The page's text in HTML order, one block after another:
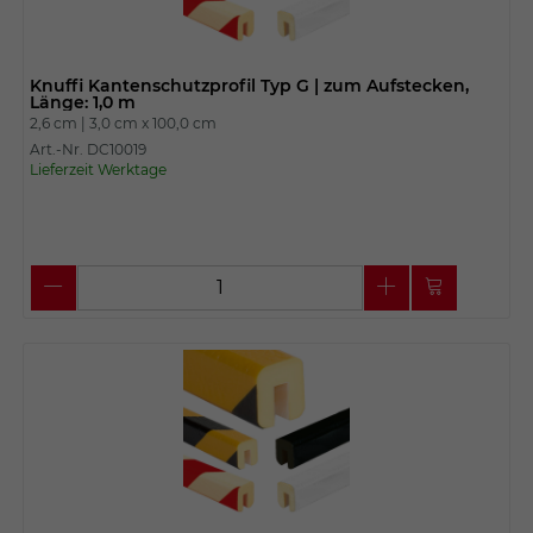
Knuffi Kantenschutzprofil Typ G | zum Aufstecken,
Länge: 1,0 m
2,6 cm | 3,0 cm x 100,0 cm
Art.-Nr. DC10019
Lieferzeit Werktage